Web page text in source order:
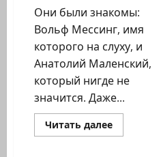
Они были знакомы:
Вольф Мессинг, имя
которого на слуху, и
Анатолий Маленский,
который нигде не
значится. Даже...
Читать далееПрочитать
больше
Литературная гостиная